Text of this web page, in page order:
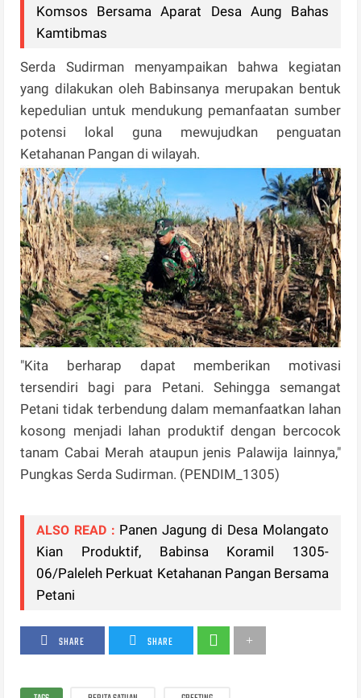
Komsos Bersama Aparat Desa Aung Bahas
Kamtibmas
Serda Sudirman menyampaikan bahwa kegiatan
yang dilakukan oleh Babinsanya merupakan bentuk
kepedulian untuk mendukung pemanfaatan sumber
potensi lokal guna mewujudkan penguatan
Ketahanan Pangan di wilayah.
"Kita berharap dapat memberikan motivasi
tersendiri bagi para Petani. Sehingga semangat
Petani tidak terbendung dalam memanfaatkan lahan
kosong menjadi lahan produktif dengan bercocok
tanam Cabai Merah ataupun jenis Palawija lainnya,"
Pungkas Serda Sudirman. (PENDIM_1305)
ALSO READ : Panen Jagung di Desa Molangato
Kian Produktif, Babinsa Koramil 1305-
06/Paleleh Perkuat Ketahanan Pangan Bersama
Petani
SHARE SHARE